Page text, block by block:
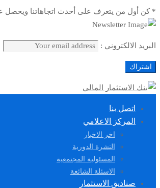
* كن أول من يتعرف على أحدث اتجاهاتنا
البريد الالكتروني :
اتصل بنا
المركز الاعلامي
اخر الاخبار
النشرة الدورية
المسئولية المجتمعية
الاسئلة الشائعة
صناديق الاستثمار